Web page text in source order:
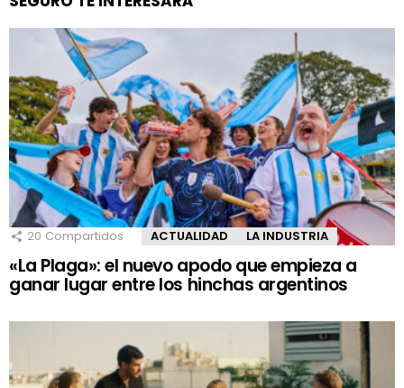
20 Compartidos ACTUALIDAD LA INDUSTRIA
«La Plaga»: el nuevo apodo que empieza a
ganar lugar entre los hinchas argentinos